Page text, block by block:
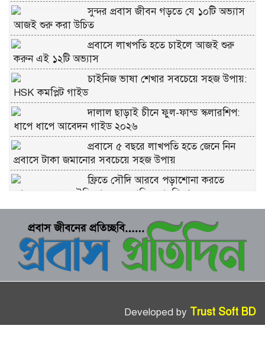
সুন্দর প্রবাস জীবন গড়তে যে ১০টি অভ্যাস
আজই শুরু করা উচিত
প্রবাসে লাখপতি হতে চাইলে আজই শুরু
করুন এই ১২টি অভ্যাস
চাইনিজ ভাষা শেখার সবচেয়ে সহজ উপায়:
HSK কমপ্লিট গাইড
দালাল ছাড়াই চীনে ফুল-ফান্ড স্কলারশিপ:
ধাপে ধাপে আবেদন গাইড ২০২৬
প্রবাসে ৫ বছরে লাখপতি হতে জেনে নিন
প্রবাসে টাকা জমানোর সবচেয়ে সহজ উপায়
ফ্রিতে সৌদি আরবে পড়াশোনা করতে
আবেদন করুন সৌদি আরব সরকারি স্কলারশিপে
কুরবানীর প্রতিটি পশমে সওয়াব: ইসলাম কী
বলে জানুন
ভাগে কুরবানি দেওয়ার নিয়ম: সবচেয়ে সহজ
ব্যাখ্যা
Developed by Trust Soft BD